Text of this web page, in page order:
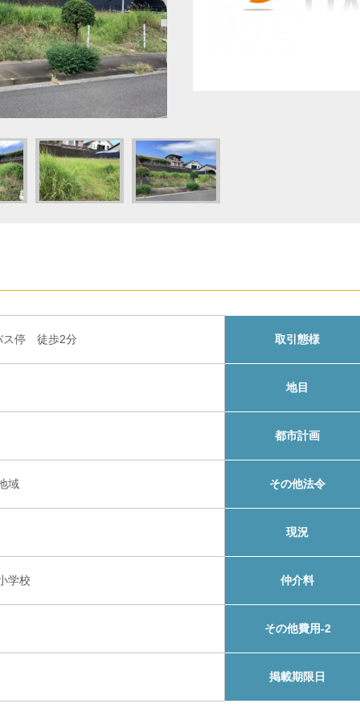
停 徒歩2分 取引態様
地目
都市計画
域 その他法令
現況
学校 仲介料
その他費用-2
掲載期限日